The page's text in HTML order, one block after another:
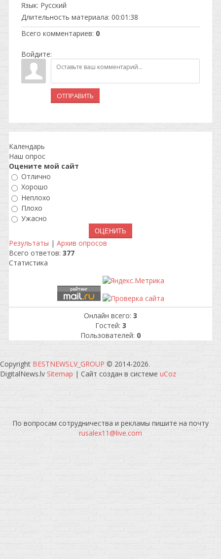
Язык: Русский
Длительность материала: 00:01:38
Всего комментариев: 0
Войдите:
ОТПРАВИТЬ
Календарь
Наш опрос
Оцените мой сайт
Отлично
Хорошо
Неплохо
Плохо
Ужасно
Результаты | Архив опросов
Всего ответов: 377
Статистика
Онлайн всего: 3
Гостей: 3
Пользователей: 0
Copyright BESTNEWSLV_GROUP © 2014-2026.
DigitalNews.lv Sitemap | Сайт создан в системе uCoz
По вопросам сотрудничества и рекламы пишите на почту
rusalex11@live.com